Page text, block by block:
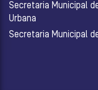
Secretaria Municipal
Urbana
Secretaria Municipal